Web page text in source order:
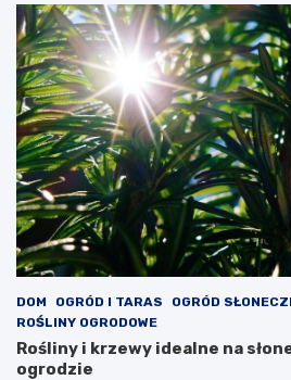
o
m
i
e
s
z
c
z
e
n
i
a
c
h
k
t
y
,
k
t
ó
r
e
w
a
r
t
o
s
p
o
ż
DOM OGRÓD I TARAS OGRÓD
ROŚLINY OGRODOWE
Rośliny i krzewy idealne na
ogrodzie